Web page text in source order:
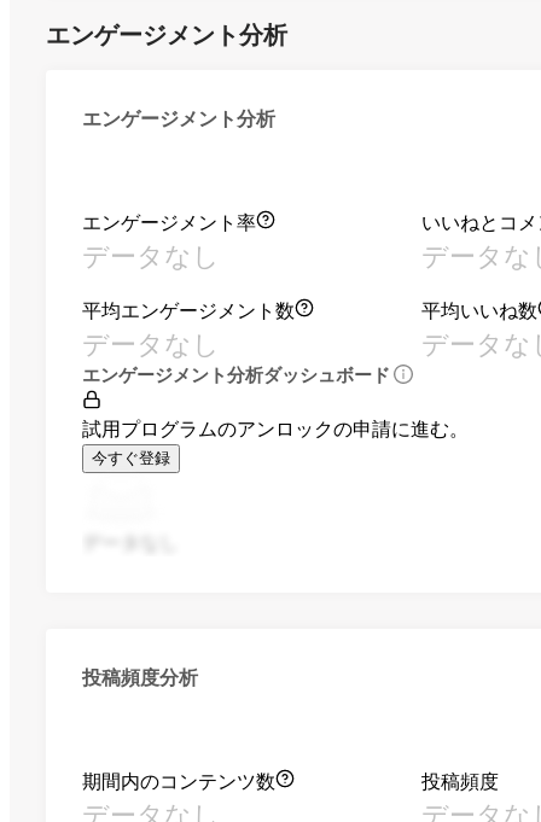
エンゲージメント分析
エンゲージメント分析
エンゲージメント率
データなし
いいねとコ
データな
平均エンゲージメント数
データなし
平均いいね数
データな
エンゲージメント分析ダッシュボード
試用プログラムのアンロックの申請に進む。
今すぐ登録
投稿頻度分析
期間内のコンテンツ数
データなし
投稿頻度
データな